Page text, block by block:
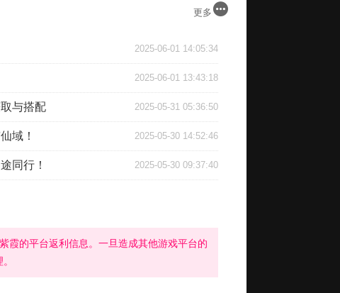
更多
2025-06-01 14:05:34
2025-06-01 13:43:18
2025-05-31 05:36:50
与搭配
2025-05-30 14:52:46
域！
2025-05-30 09:37:40
同行！
霞的平台返利信息。一旦造成其他游戏平台的